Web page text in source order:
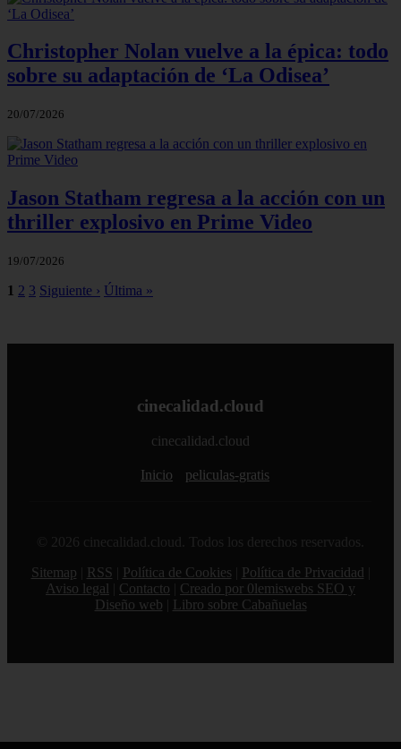
Christopher Nolan vuelve a la épica: todo
sobre su adaptación de ‘La Odisea’
20/07/2026
Jason Statham regresa a la acción con un
thriller explosivo en Prime Video
19/07/2026
1 2 3 Siguiente › Última »
cinecalidad.cloud
cinecalidad.cloud
Inicio peliculas-gratis
© 2026 cinecalidad.cloud. Todos los derechos reservados.
Sitemap
RSS Política de Cookies Política de Privacidad
Aviso legal
Contacto
Creado por 0lemiswebs SEO y
Diseño web
Libro sobre Cabañuelas